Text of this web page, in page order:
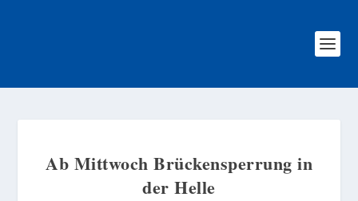
Ab Mittwoch Brückensperrung in
der Helle